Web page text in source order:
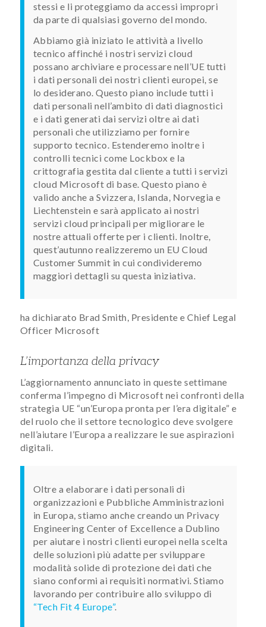
stessi e li proteggiamo da accessi impropri
da parte di qualsiasi governo del mondo.
Abbiamo già iniziato le attività a livello
tecnico affinché i nostri servizi cloud
possano archiviare e processare nell’UE tutti
i dati personali dei nostri clienti europei, se
lo desiderano. Questo piano include tutti i
dati personali nell’ambito di dati diagnostici
e i dati generati dai servizi oltre ai dati
personali che utilizziamo per fornire
supporto tecnico. Estenderemo inoltre i
controlli tecnici come Lockbox e la
crittografia gestita dal cliente a tutti i servizi
cloud Microsoft di base. Questo piano è
valido anche a Svizzera, Islanda, Norvegia e
Liechtenstein e sarà applicato ai nostri
servizi cloud principali per migliorare le
nostre attuali offerte per i clienti. Inoltre,
quest’autunno realizzeremo un EU Cloud
Customer Summit in cui condivideremo
maggiori dettagli su questa iniziativa.
ha dichiarato Brad Smith, Presidente e Chief Legal
Officer Microsoft
L’importanza della privacy
L’aggiornamento annunciato in queste settimane
conferma l’impegno di Microsoft nei confronti della
strategia UE “un’Europa pronta per l’era digitale” e
del ruolo che il settore tecnologico deve svolgere
nell’aiutare l’Europa a realizzare le sue aspirazioni
digitali.
Oltre a elaborare i dati personali di
organizzazioni e Pubbliche Amministrazioni
in Europa, stiamo anche creando un Privacy
Engineering Center of Excellence a Dublino
per aiutare i nostri clienti europei nella scelta
delle soluzioni più adatte per sviluppare
modalità solide di protezione dei dati che
siano conformi ai requisiti normativi. Stiamo
lavorando per contribuire allo sviluppo di
“Tech Fit 4 Europe”.